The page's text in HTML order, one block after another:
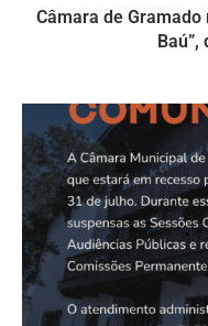
Câmara de Gramado
Baú”,